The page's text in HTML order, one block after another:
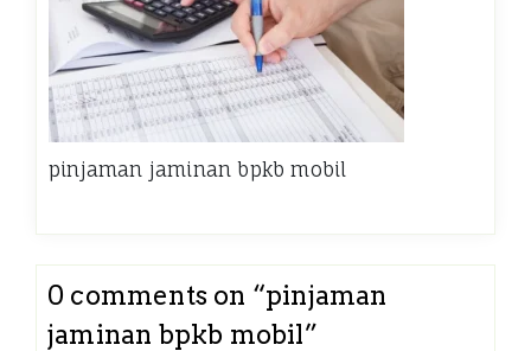
pinjaman jaminan bpkb mobil
0 comments on “pinjaman
jaminan bpkb mobil”